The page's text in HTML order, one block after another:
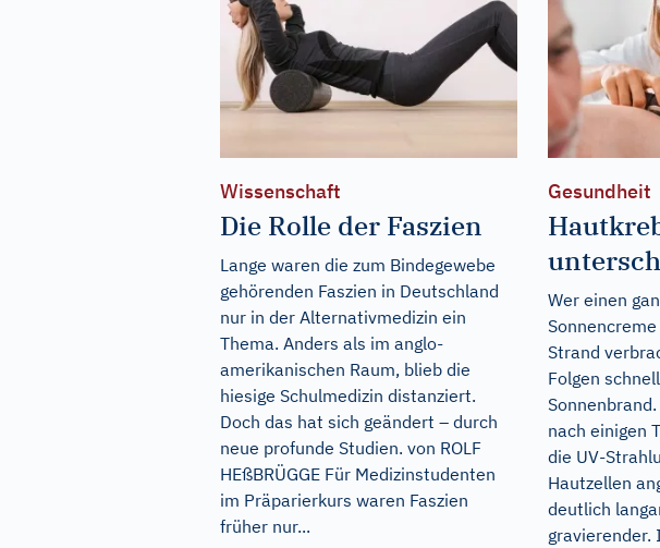
Wissenschaft
Die Rolle der Faszien
Lange waren die zum Bindegewebe
gehörenden Faszien in Deutschland
nur in der Alternativmedizin ein
Thema. Anders als im anglo-
amerikanischen Raum, blieb die
hiesige Schulmedizin distanziert.
Doch das hat sich geändert – durch
neue profunde Studien. von ROLF
HEßBRÜGGE Für Medizinstudenten
im Präparierkurs waren Faszien
früher nur...
Gesundheit
Wer einen
Strand
Folgen
nach einigen
die UV-
Hautzellen
deutlich
gravierender.